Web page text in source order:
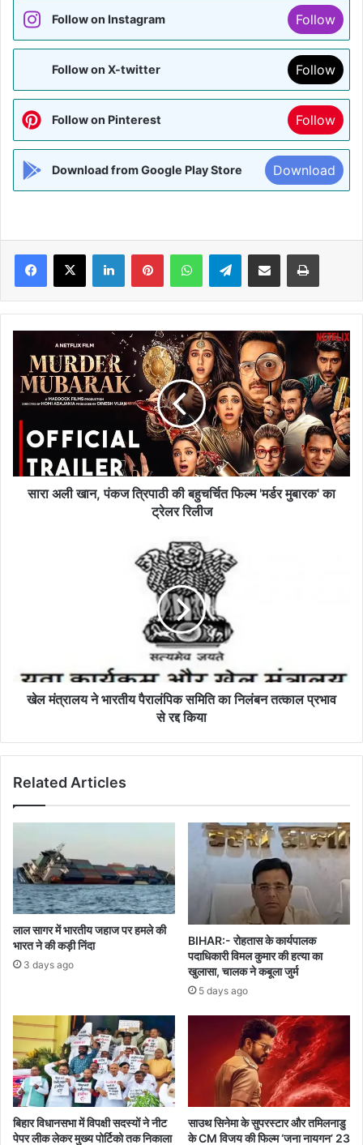
Follow on Instagram Follow
Follow on X-twitter Follow
Follow on Pinterest Follow
Download from Google Play Store Download
Facebook
X LinkedInPinterestWhatsAppTelegramShare via Email Print
खान,
पंकज
त्रिपाठी
की
बहुचर्चित
फिल्म
'मर्डर
मुबारक'
सारा अली खान, पंकज त्रिपाठी की बहुचर्चित फिल्म 'मर्डर मुबारक' का
ट्रेलर रिलीज
तत्काल
प्रभावखेल मंत्रालय ने भारतीय पैरालंपिक समिति का निलंबन तत्काल प्रभाव
से रद्द किया
Related Articles
लाल सागर में भारतीय जहाज पर हमले की
भारत ने की कड़ी निंदा
3 days ago
BIHAR:- रोहतास के कार्यपालक
पदाधिकारी विमल कुमार की हत्या का
खुलासा, चालक ने कबूला जुर्म
5 days ago
बिहार विधानसभा में विपक्षी सदस्यों ने नीट
पेपर लीक लेकर मुख्य पोर्टिको तक निकाला
साउथ सिनेमा के सुपरस्टार और तमिलनाडु
के CM विजय की फिल्म ‘जना नायगन’ 23